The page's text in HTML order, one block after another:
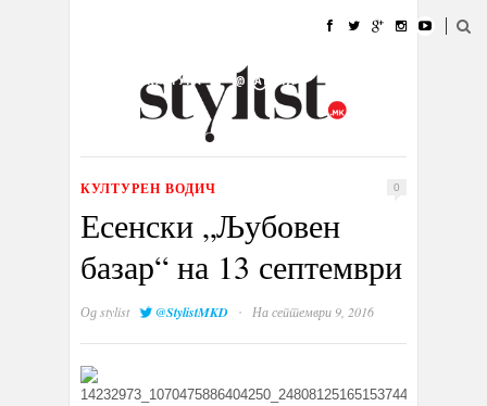
УБАВИНА
КУЛТУРА @РАБОТА
ИЗЛОГ
КУЛТУРЕН ВОДИЧ 0
Есенски „Љубовен
базар“ на 13 септември
Одstylist @StylistMKD · На септември 9, 2016